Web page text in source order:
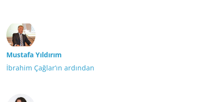
Mustafa Yıldırım
İbrahim Çağlar’ın ardından